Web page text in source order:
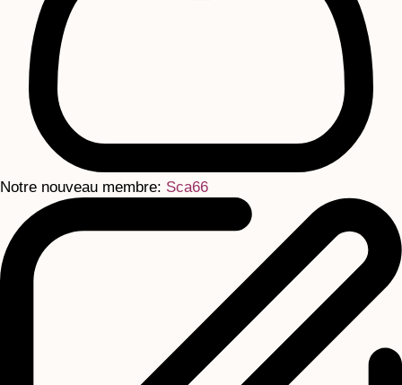
Notre nouveau membre: Sca66